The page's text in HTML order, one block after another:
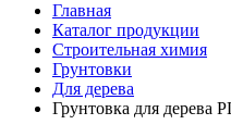
Главная
Каталог продукции
Строительная химия
Грунтовки
Для дерева
Грунтовка для дерева